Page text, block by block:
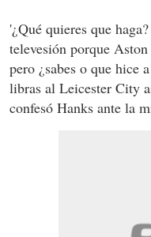
'¿Qué quieres que
televesión porque
pero ¿sabes o que hice
libras al Leicester City
confesó Hanks ante la